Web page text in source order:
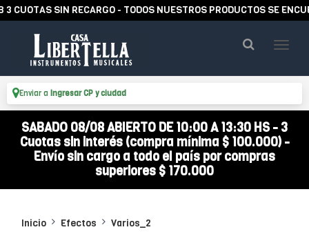
SIN RECARGO - TODOS NUESTROS PRODUCTOS SE
Enviar a Ingresar CP y ciudad
SABADO 08/08 ABIERTO DE 10:00 A 13:30 HS - 3
Cuotas sin interés (compra mínima $ 100.000) -
Envío sin cargo a todo el país por compras
superiores $ 170.000
Inicio Efectos Varios_2